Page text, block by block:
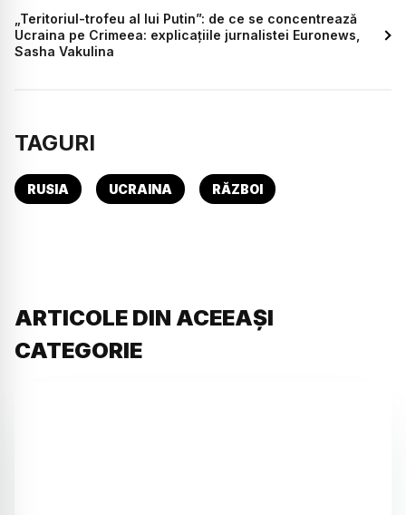
„Teritoriul-trofeu al lui Putin”: de ce se concentrează
Ucraina pe Crimeea: explicațiile jurnalistei Euronews,
Sasha Vakulina
TAGURI
RUSIA UCRAINA RĂZBOI
ARTICOLE DIN ACEEAȘI
CATEGORIE